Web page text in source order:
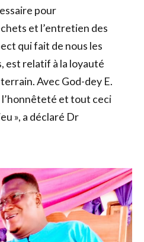
pour
et l’entretien des
qui fait de nous les
est relatif à la loyauté
Avec God-dey E.
l’honnêteté et tout ceci
», a déclaré Dr